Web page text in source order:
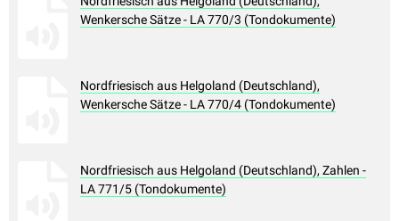
Wenkersche Sätze - LA 770/3 (Tondokumente)
Nordfriesisch aus Helgoland (Deutschland),
Wenkersche Sätze - LA 770/4 (Tondokumente)
Nordfriesisch aus Helgoland (Deutschland), Zahlen -
LA 771/5 (Tondokumente)